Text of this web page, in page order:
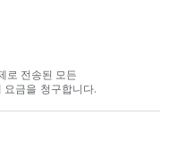
로 전송된 모든
요금을 청구합니다.